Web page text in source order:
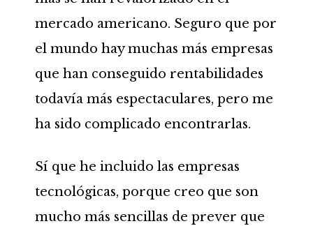
mercado americano. Seguro que por
el mundo hay muchas más empresas
que han conseguido rentabilidades
todavía más espectaculares, pero me
ha sido complicado encontrarlas.
Sí que he incluido las empresas
tecnológicas, porque creo que son
mucho más sencillas de prever que